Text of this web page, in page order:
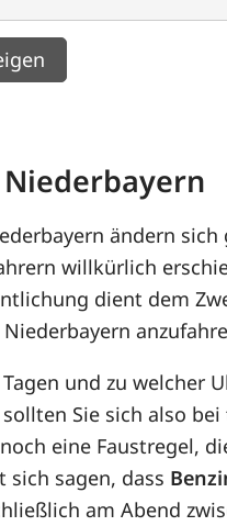
ändern sich
willkürlich
dient dem
und zu welcher
Sie sich also bei
eine Faustregel,
sich sagen, dass
am Abend